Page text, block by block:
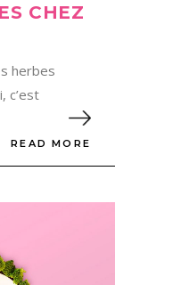
CHEZ
herbes
c’est
READ MORE